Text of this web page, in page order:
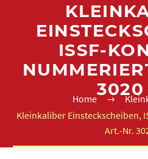
ISSF-
3020
Home
Kleinkaliber Einsteckscheiben,
Art.-Nr.